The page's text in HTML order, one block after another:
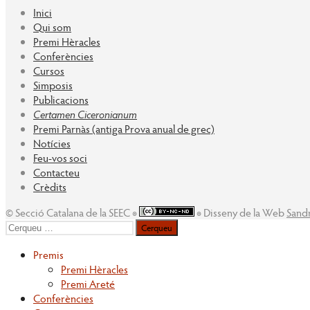
Inici
Qui som
Premi Hèracles
Conferències
Cursos
Simposis
Publicacions
Certamen Ciceronianum
Premi Parnàs (antiga Prova anual de grec)
Notícies
Feu-vos soci
Contacteu
Crèdits
© Secció Catalana de la SEEC ◉
◉ Disseny de la Web
Cerqueu
Premis
Premi Hèracles
Premi Areté
Conferències